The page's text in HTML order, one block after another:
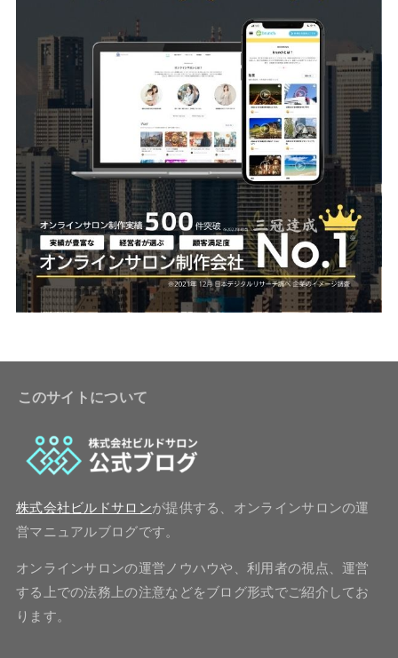
このサイトについて
株式会社ビルドサロンが提供する、オンラインサロンの運
営マニュアルブログです。
オンラインサロンの運営ノウハウや、利用者の視点、運営
する上での法務上の注意などをブログ形式でご紹介してお
ります。